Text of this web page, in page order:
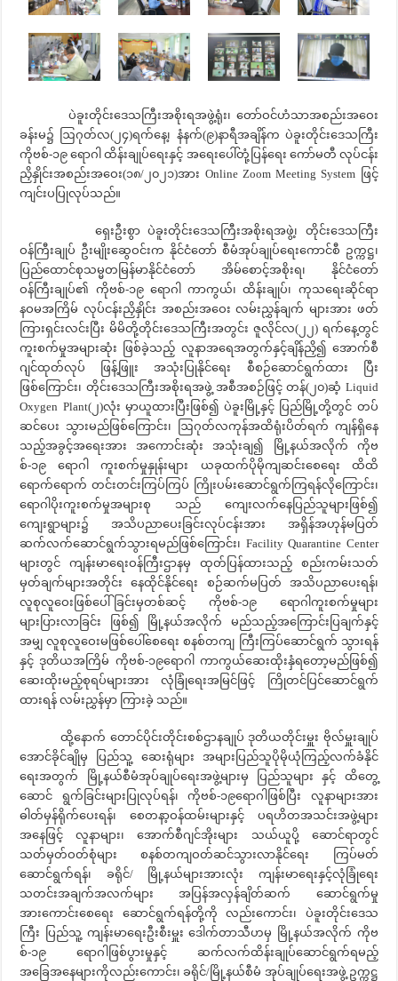
ပဲခူးတိုင်းဒေသကြီးအစိုးရအဖွဲ့ရုံး၊ တော်ဝင်ဟံသာအစည်းအဝေး
ခန်းမ၌ ဩဂုတ်လ(၂၄)ရက်နေ့၊ နံနက်(၉)နာရီအချိန်က ပဲခူးတိုင်းဒေသကြီး
ကိုဗစ်-၁၉ ရောဂါ ထိန်းချုပ်ရေးနှင့် အရေးပေါ်တုံ့ပြန်ရေး ကော်မတီ လုပ်ငန်း
ညှိနှိုင်းအစည်းအဝေး(၁၈/၂၀၂၁)အား Online Zoom Meeting System ဖြင့်
ကျင်းပပြုလုပ်သည်။
ရှေးဦးစွာ ပဲခူးတိုင်းဒေသကြီးအစိုးရအဖွဲ့၊ တိုင်းဒေသကြီး
ဝန်ကြီးချုပ် ဦးမျိုးဆွေဝင်းက နိုင်ငံတော် စီမံအုပ်ချုပ်ရေးကောင်စီ ဥက္ကဋ္ဌ၊
ပြည်ထောင်စုသမ္မတမြန်မာနိုင်ငံတော် အိမ်စောင့်အစိုးရ၊ နိုင်ငံတော်
ဝန်ကြီးချုပ်၏ ကိုဗစ်-၁၉ ရောဂါ ကာကွယ်၊ ထိန်းချုပ်၊ ကုသရေးဆိုင်ရာ
နဝမအကြိမ် လုပ်ငန်းညှိနှိုင်း အစည်းအဝေး လမ်းညွှန်ချက် များအား ဖတ်
ကြားရှင်းလင်းပြီး မိမိတို့တိုင်းဒေသကြီးအတွင်း ဇူလိုင်လ(၂၂) ရက်နေ့တွင်
ကူးစက်မှုအများဆုံး ဖြစ်ခဲ့သည့် လူနာအရေအတွက်နှင့်ချိန်ညှိ၍ အောက်စီ
ဂျင်ထုတ်လုပ် ဖြန့်ဖြူး အသုံးပြုနိုင်ရေး စီစဉ်ဆောင်ရွက်ထား ပြီး
ဖြစ်ကြောင်း၊ တိုင်းဒေသကြီးအစိုးရအဖွဲ့ အစီအစဉ်ဖြင့် တန်(၂၀)ဆံ့ Liquid
Oxygen Plant(၂)လုံး မှာယူထားပြီးဖြစ်၍ ပဲခူးမြို့နှင့် ပြည်မြို့တို့တွင် တပ်
ဆင်ပေး သွားမည်ဖြစ်ကြောင်း၊ ဩဂုတ်လကုန်အထိရုံးပိတ်ရက် ကျန်ရှိနေ
သည့်အခွင့်အရေးအား အကောင်းဆုံး အသုံးချ၍ မြို့နယ်အလိုက် ကိုဗ
စ်-၁၉ ရောဂါ ကူးစက်မှုနှုန်းများ ယခုထက်ပိုမိုကျဆင်းစေရေး ထိထိ
ရောက်ရောက် တင်းတင်းကြပ်ကြပ် ကြိုးပမ်းဆောင်ရွက်ကြရန်လိုကြောင်း၊
ရောဂါပိုးကူးစက်မှုအများစု သည် ကျေးလက်နေပြည်သူများဖြစ်၍
ကျေးရွာများ၌ အသိပညာပေးခြင်းလုပ်ငန်းအား အရှိန်အဟုန်မပြတ်
ဆက်လက်ဆောင်ရွက်သွားရမည်ဖြစ်ကြောင်း၊ Facility Quarantine Center
များတွင် ကျန်းမာရေးဝန်ကြီးဌာနမှ ထုတ်ပြန်ထားသည့် စည်းကမ်းသတ်
မှတ်ချက်များအတိုင်း နေထိုင်နိုင်ရေး စဉ်ဆက်မပြတ် အသိပညာပေးရန်၊
လူစုလူဝေးဖြစ်ပေါ်ခြင်းမှတစ်ဆင့် ကိုဗစ်-၁၉ ရောဂါကူးစက်မှုများ
များပြားလာခြင်း ဖြစ်၍ မြို့နယ်အလိုက် မည်သည့်အကြောင်းပြချက်နှင့်
အမျှ လူစုလူဝေးမဖြစ်ပေါ်စေရေး စနစ်တကျ ကြီးကြပ်ဆောင်ရွက် သွားရန်
နှင့် ဒုတိယအကြိမ် ကိုဗစ်-၁၉ရောဂါ ကာကွယ်ဆေးထိုးနှံရတော့မည်ဖြစ်၍
ဆေးထိုးမည့်စုရပ်များအား လုံခြုံရေးအမြင်ဖြင့် ကြိုတင်ပြင်ဆောင်ရွက်
ထားရန် လမ်းညွှန်မှာ ကြားခဲ့ သည်။
ထို့နောက် တောင်ပိုင်းတိုင်းစစ်ဌာနချုပ် ဒုတိယတိုင်းမှူး ဗိုလ်မှူးချုပ်
အောင်ခိုင်ချိုမှ ပြည်သူ့ ဆေးရုံများ အများပြည်သူပိုမိုယုံကြည့်လက်ခံနိုင်
ရေးအတွက် မြို့နယ်စီမံအုပ်ချုပ်ရေးအဖွဲ့များမှ ပြည်သူများ နှင့် ထိတွေ့
ဆောင် ရွက်ခြင်းများပြုလုပ်ရန်၊ ကိုဗစ်-၁၉ရောဂါဖြစ်ပြီး လူနာများအား
ဓါတ်မှန်ရိုက်ပေးရန်၊ စေတနာ့ဝန်ထမ်းများနှင့် ပရဟိတအသင်းအဖွဲ့များ
အနေဖြင့် လူနာများ၊ အောက်စီဂျင်အိုးများ သယ်ယူပို့ ဆောင်ရာတွင်
သတ်မှတ်ဝတ်စုံများ စနစ်တကျဝတ်ဆင်သွားလာနိုင်ရေး ကြပ်မတ်
ဆောင်ရွက်ရန်၊ ခရိုင်/ မြို့နယ်များအားလုံး ကျန်းမာရေးနှင့်လုံခြုံရေး
သတင်းအချက်အလက်များ အပြန်အလှန်ချိတ်ဆက် ဆောင်ရွက်မှု
အားကောင်းစေရေး ဆောင်ရွက်ရန်တို့ကို လည်းကောင်း၊ ပဲခူးတိုင်းဒေသ
ကြီး ပြည်သူ့ ကျန်းမာရေးဦးစီးမှူး ဒေါက်တာသီဟမှ မြို့နယ်အလိုက် ကိုဗ
စ်-၁၉ ရောဂါဖြစ်ပွားမှုနှင့် ဆက်လက်ထိန်းချုပ်ဆောင်ရွက်ရမည့်
အခြေအနေများကိုလည်းကောင်း၊ ခရိုင်/မြို့နယ်စီမံ အုပ်ချုပ်ရေးအဖွဲ့ ဥက္ကဋ္ဌ